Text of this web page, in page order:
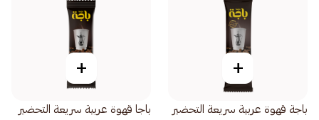
+
باجة قهوة عربية سريعة التحضير
+
باجا قهوة عربية سريعة التحضير